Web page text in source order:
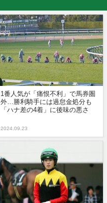
1番人気が「痛恨不利」で馬券圏
外…勝利騎手には過怠金処分も
「ハナ差の4着」に後味の悪さ
2024.09.23